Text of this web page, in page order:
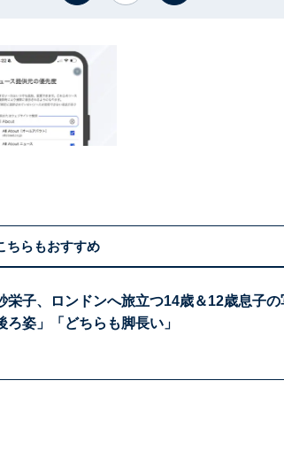
ちらもおすすめ
栄子、ロンドンへ旅立つ14歳＆12歳息子
ろ姿」「どちらも脚長い」